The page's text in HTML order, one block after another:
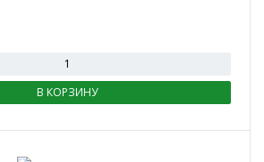
В КОРЗИНУ